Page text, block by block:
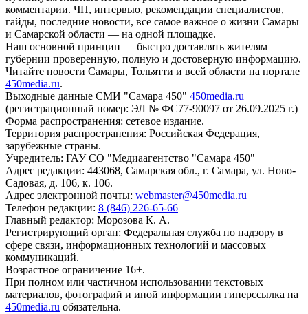
комментарии. ЧП, интервью, рекомендации специалистов,
гайды, последние новости, все самое важное о жизни Самары
и Самарской области — на одной площадке.
Наш основной принцип — быстро доставлять жителям
губернии проверенную, полную и достоверную информацию.
Читайте новости Самары, Тольятти и всей области на портале
450media.ru.
Выходные данные СМИ "Самара 450" 450media.ru
(регистрационный номер: ЭЛ № ФС77-90097 от 26.09.2025 г.)
Форма распространения: сетевое издание.
Территория распространения: Российская Федерация,
зарубежные страны.
Учредитель: ГАУ СО "Медиаагентство "Самара 450"
Адрес редакции: 443068, Самарская обл., г. Самара, ул. Ново-
Садовая, д. 106, к. 106.
Адрес электронной почты: webmaster@450media.ru
Телефон редакции: 8 (846) 226-65-66
Главный редактор: Морозова К. А.
Регистрирующий орган: Федеральная служба по надзору в
сфере связи, информационных технологий и массовых
коммуникаций.
Возрастное ограничение 16+.
При полном или частичном использовании текстовых
материалов, фотографий и иной информации гиперссылка на
450media.ru обязательна.